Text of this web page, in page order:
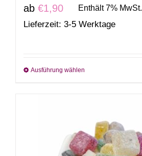
ab €1,90 Enthält 7% MwSt.
Lieferzeit: 3-5 Werktage
Ausführung wählen
mehrere
Varianten
auf.